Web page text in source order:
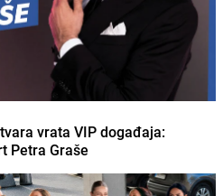
vrata VIP događaja:
Petra Graše